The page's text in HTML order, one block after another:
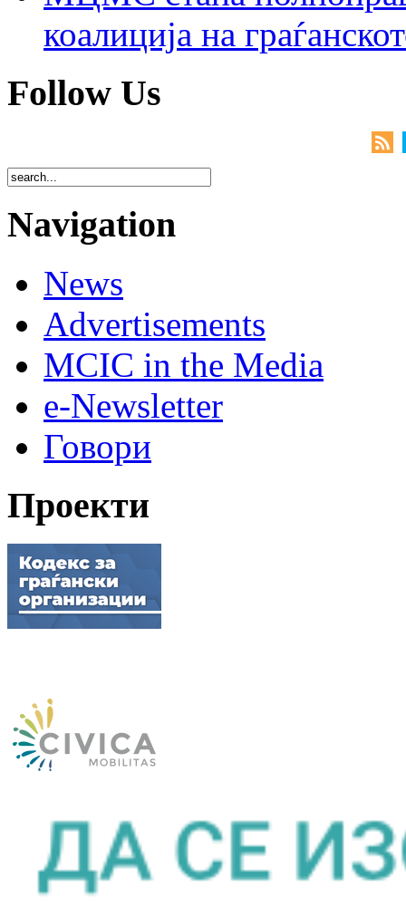
коалиција на
Follow Us
Navigation
News
Advertisements
MCIC in the Media
e-Newsletter
Говори
Проекти